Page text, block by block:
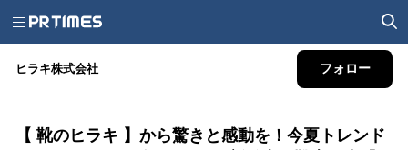
ヒラキ株式会社 フォロー
【 靴のヒラキ 】から驚きと感動を！今夏トレンド